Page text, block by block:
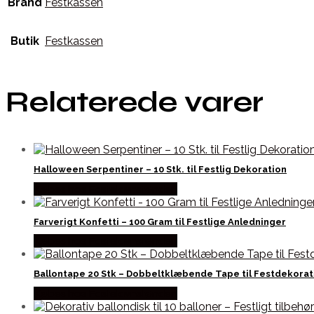
Brand Festkassen
Butik Festkassen
Relaterede varer
Halloween Serpentiner – 10 Stk. til Festlig Dekoration
Farverigt Konfetti – 100 Gram til Festlige Anledninger
Ballontape 20 Stk – Dobbeltklæbende Tape til